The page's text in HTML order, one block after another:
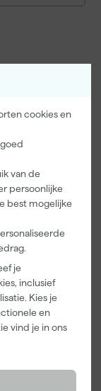
cookies en
van de
persoonlijke
best mogelijke
je
inclusief
Kies je
en
vind je in ons
Go!Paint Roll
Verfbak -
12cm Roller -
0,5L + 5
Inzetbakken
Morgen
bezorgd